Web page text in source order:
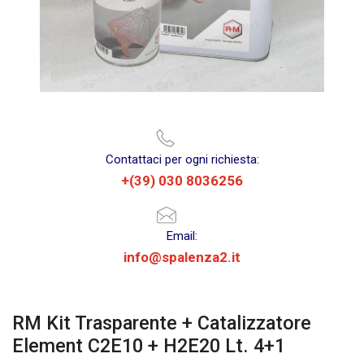
Contattaci per ogni richiesta:
+(39) 030 8036256
Email:
info@spalenza2.it
RM Kit Trasparente + Catalizzatore
Element C2E10 + H2E20 Lt. 4+1